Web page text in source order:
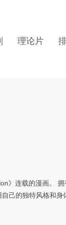
理论片
》连载的漫画。
己的独特风格和身